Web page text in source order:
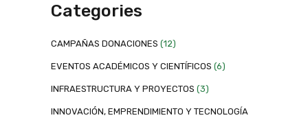
Categories
CAMPAÑAS DONACIONES (12)
EVENTOS ACADÉMICOS Y CIENTÍFICOS (6)
INFRAESTRUCTURA Y PROYECTOS (3)
INNOVACIÓN, EMPRENDIMIENTO Y TECNOLOGÍA